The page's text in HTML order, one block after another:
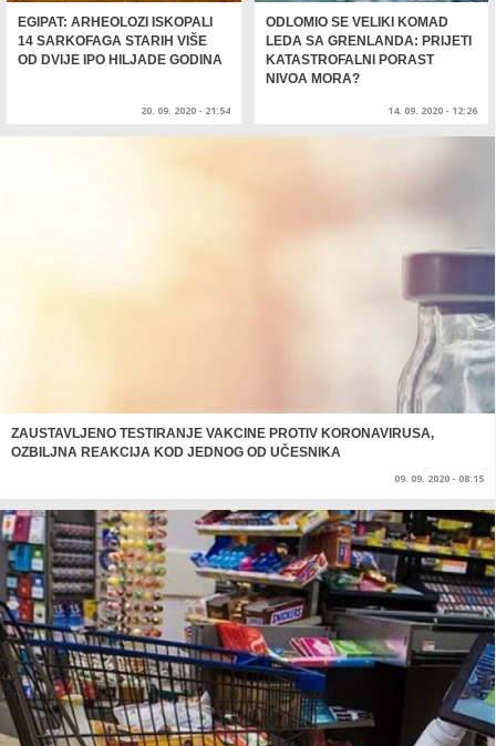
EGIPAT: ARHEOLOZI ISKOPALI
14 SARKOFAGA STARIH VIŠE
OD DVIJE IPO HILJADE GODINA
20. 09. 2020 - 21:54
ODLOMIO SE VELIKI KOMAD
LEDA SA GRENLANDA: PRIJETI
KATASTROFALNI PORAST
NIVOA MORA?
14. 09. 2020 - 12:26
ZAUSTAVLJENO TESTIRANJE VAKCINE PROTIV KORONAVIRUSA,
OZBILJNA REAKCIJA KOD JEDNOG OD UČESNIKA
09. 09. 2020 - 08:15